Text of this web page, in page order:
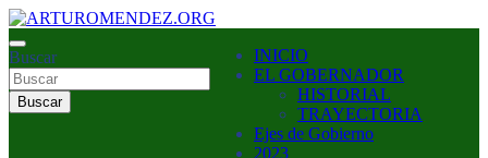
Saltar
al
contenido
ARTUROMENDEZ.ORG
ARTURO MENDEZ GOBERNADOR 2023
Buscar
Buscar
INICIO
EL GOBERNADOR
HISTORIAL
TRAYECTORIA
Ejes de Gobierno
2023